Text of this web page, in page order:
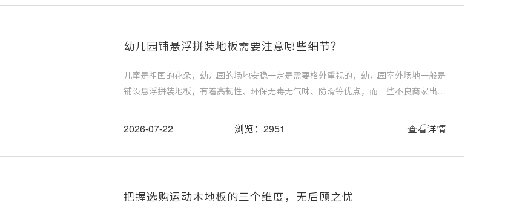
幼儿园铺悬浮拼装地板需要注意哪些细节？
儿童是祖国的花朵，幼儿园的场地安稳一定是需要格外重视的，幼儿园室外场地一般是
铺设悬浮拼装地板，有着高韧性、环保无毒无气味、防滑等优点，而一些不良商家出售
理，麻烦不断，那么幼儿园铺装悬浮地板需要注意哪些细节才能无后顾之忧呢？
2026-07-22 浏览：2951 查看详情
把握选购运动木地板的三个维度，无后顾之忧